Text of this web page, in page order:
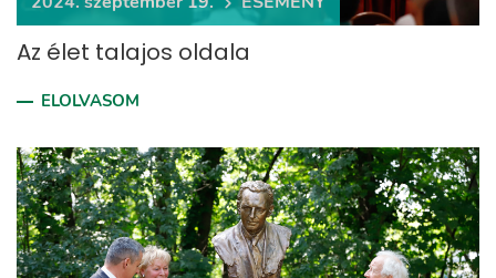
Az élet talajos oldala
ELOLVASOM